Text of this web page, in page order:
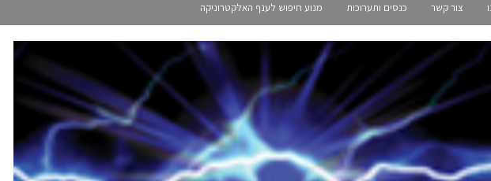
צור קשר כנסים ותערוכות מנוע חיפוש לענף האלקטרוניקה